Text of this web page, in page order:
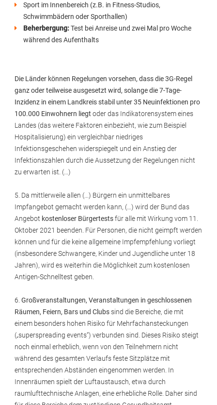
Sport im Innenbereich (z.B. in Fitness-Studios,
Schwimmbädern oder Sporthallen)
Beherbergung:Test bei Anreise und zwei Mal pro Woche
während des Aufenthalts
Die Länder können Regelungen vorsehen, dass die 3G-Regel
ganz oder teilweise ausgesetzt wird, solange die 7-Tage-
Inzidenz in einem Landkreis stabil unter 35 Neuinfektionen pro
100.000 Einwohnern liegt oder das Indikatorensystem eines
Landes (das weitere Faktoren einbezieht, wie zum Beispiel
Hospitalisierung) ein vergleichbar niedriges
Infektionsgeschehen widerspiegelt und ein Anstieg der
Infektionszahlen durch die Aussetzung der Regelungen nicht
zu erwarten ist. (...)
5. Da mittlerweile allen (...) Bürgern ein unmittelbares
Impfangebot gemacht werden kann, (…) wird der Bund das
Angebot kostenloser Bürgertestsfür alle mit Wirkung vom 11.
Oktober 2021 beenden. Für Personen, die nicht geimpft werden
können und für die keine allgemeine Impfempfehlung vorliegt
(insbesondere Schwangere, Kinder und Jugendliche unter 18
Jahren), wird es weiterhin die Möglichkeit zum kostenlosen
Antigen-Schnelltest geben.
6. Großveranstaltungen, Veranstaltungen in geschlossenen
Räumen, Feiern, Bars und Clubssind die Bereiche, die mit
einem besonders hohen Risiko für Mehrfachansteckungen
(„superspreading events“) verbunden sind. Dieses Risiko steigt
noch einmal erheblich, wenn von den Teilnehmern nicht
während des gesamten Verlaufs feste Sitzplätze mit
entsprechenden Abständen eingenommen werden. In
Innenräumen spielt der Luftaustausch, etwa durch
raumlufttechnische Anlagen, eine erhebliche Rolle. Daher sind